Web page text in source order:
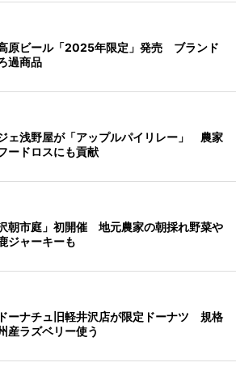
原ビール「2025年限定」発売 ブランド
ろ過商品
ェ浅野屋が「アップルパイリレー」 農家
ードロスにも貢献
沢朝市庭」初開催 地元農家の朝採れ野菜や
ジャーキーも
ーナチュ旧軽井沢店が限定ドーナツ 規格
産ラズベリー使う